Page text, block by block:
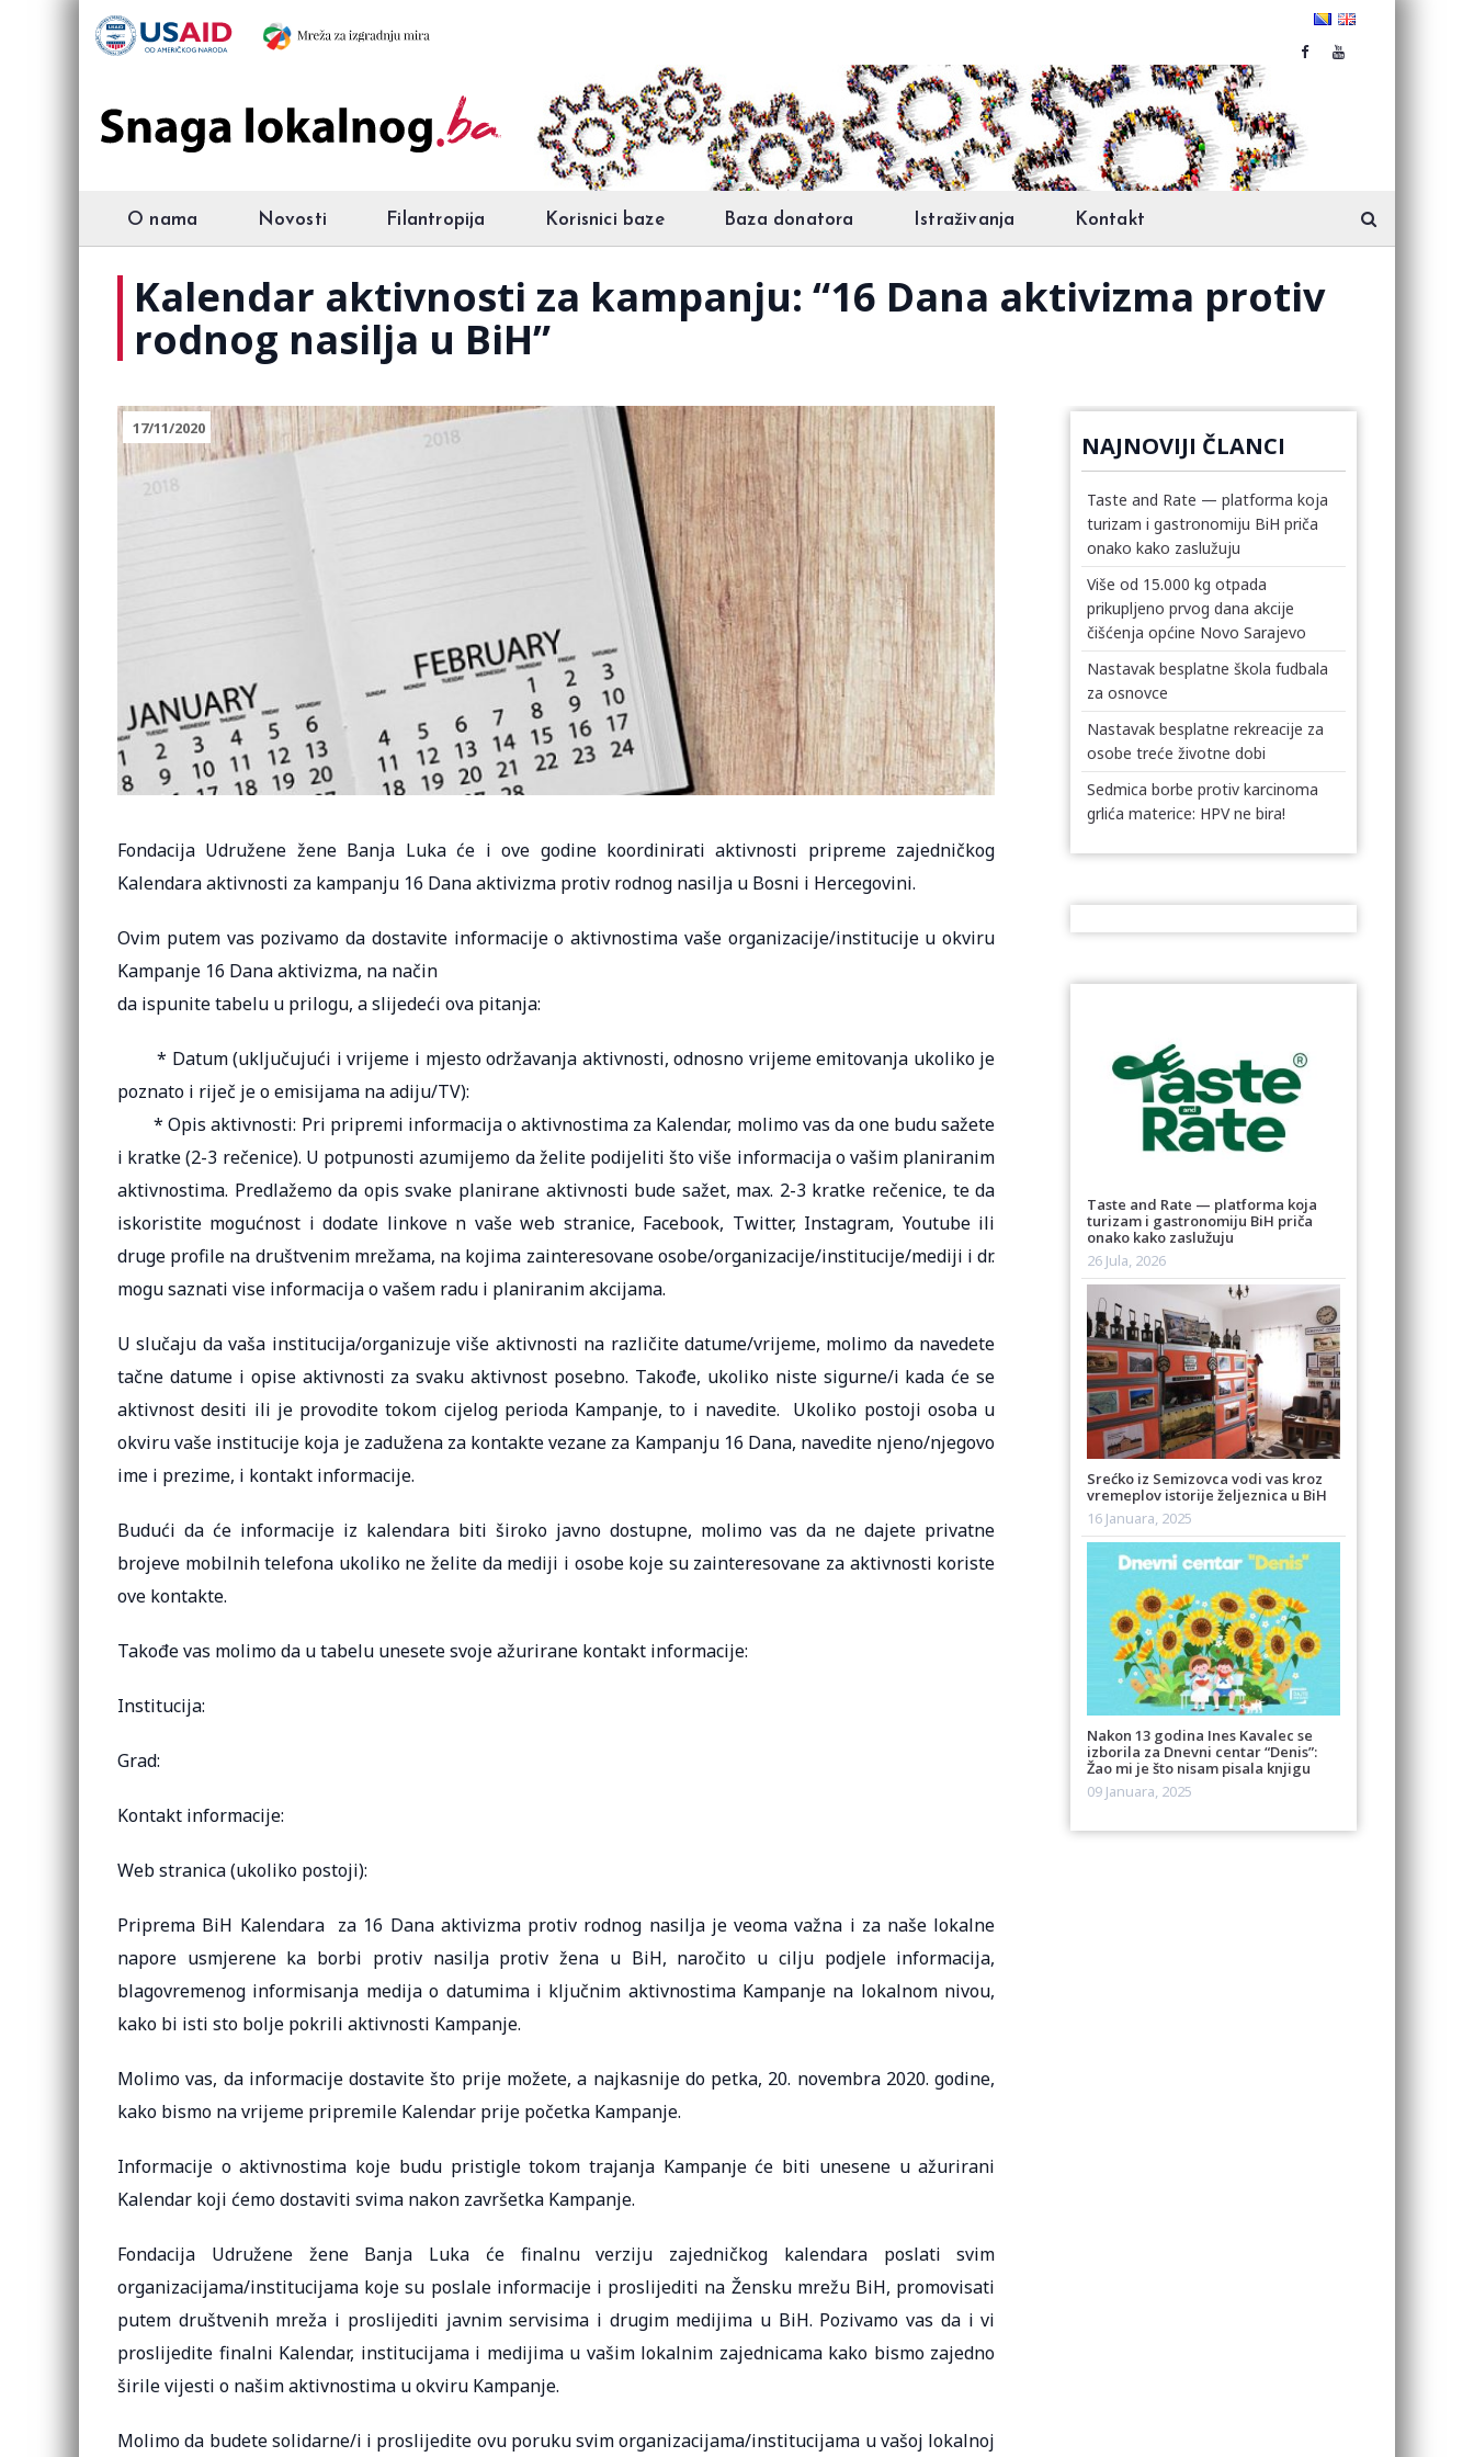
O nama Novosti Filantropija Korisnici baze Baza donatora Istraživanja Kontakt
Kalendar aktivnosti za kampanju: “16 Dana aktivizma protiv
rodnog nasilja u BiH”
17/11/2020
Fondacija Udružene žene Banja Luka će i ove godine koordinirati aktivnosti pripreme zajedničkog
Kalendara aktivnosti za kampanju 16 Dana aktivizma protiv rodnog nasilja u Bosni i Hercegovini.
Ovim putem vas pozivamo da dostavite informacije o aktivnostima vaše organizacije/institucije u okviru
Kampanje 16 Dana aktivizma, na način
da ispunite tabelu u prilogu, a slijedeći ova pitanja:
* Datum (uključujući i vrijeme i mjesto održavanja aktivnosti, odnosno vrijeme emitovanja ukoliko je
poznato i riječ je o emisijama na adiju/TV):
* Opis aktivnosti: Pri pripremi informacija o aktivnostima za Kalendar, molimo vas da one budu sažete
i kratke (2-3 rečenice). U potpunosti azumijemo da želite podijeliti što više informacija o vašim planiranim
aktivnostima. Predlažemo da opis svake planirane aktivnosti bude sažet, max. 2-3 kratke rečenice, te da
iskoristite mogućnost i dodate linkove n vaše web stranice, Facebook, Twitter, Instagram, Youtube ili
druge profile na društvenim mrežama, na kojima zainteresovane osobe/organizacije/institucije/mediji i dr.
mogu saznati vise informacija o vašem radu i planiranim akcijama.
U slučaju da vaša institucija/organizuje više aktivnosti na različite datume/vrijeme, molimo da navedete
tačne datume i opise aktivnosti za svaku aktivnost posebno. Takođe, ukoliko niste sigurne/i kada će se
aktivnost desiti ili je provodite tokom cijelog perioda Kampanje, to i navedite. Ukoliko postoji osoba u
okviru vaše institucije koja je zadužena za kontakte vezane za Kampanju 16 Dana, navedite njeno/njegovo
ime i prezime, i kontakt informacije.
Budući da će informacije iz kalendara biti široko javno dostupne, molimo vas da ne dajete privatne
brojeve mobilnih telefona ukoliko ne želite da mediji i osobe koje su zainteresovane za aktivnosti koriste
ove kontakte.
Takođe vas molimo da u tabelu unesete svoje ažurirane kontakt informacije:
Institucija:
Grad:
Kontakt informacije:
Web stranica (ukoliko postoji):
Priprema BiH Kalendara za 16 Dana aktivizma protiv rodnog nasilja je veoma važna i za naše lokalne
napore usmjerene ka borbi protiv nasilja protiv žena u BiH, naročito u cilju podjele informacija,
blagovremenog informisanja medija o datumima i ključnim aktivnostima Kampanje na lokalnom nivou,
kako bi isti sto bolje pokrili aktivnosti Kampanje.
Molimo vas, da informacije dostavite što prije možete, a najkasnije do petka, 20. novembra 2020. godine,
kako bismo na vrijeme pripremile Kalendar prije početka Kampanje.
Informacije o aktivnostima koje budu pristigle tokom trajanja Kampanje će biti unesene u ažurirani
Kalendar koji ćemo dostaviti svima nakon završetka Kampanje.
Fondacija Udružene žene Banja Luka će finalnu verziju zajedničkog kalendara poslati svim
organizacijama/institucijama koje su poslale informacije i proslijediti na Žensku mrežu BiH, promovisati
putem društvenih mreža i proslijediti javnim servisima i drugim medijima u BiH. Pozivamo vas da i vi
proslijedite finalni Kalendar, institucijama i medijima u vašim lokalnim zajednicama kako bismo zajedno
širile vijesti o našim aktivnostima u okviru Kampanje.
Molimo da budete solidarne/i i proslijedite ovu poruku svim organizacijama/institucijama u vašoj lokalnoj
NAJNOVIJI ČLANCI
Taste and Rate — platforma koja
turizam i gastronomiju BiH priča
onako kako zaslužuju
Više od 15.000 kg otpada
prikupljeno prvog dana akcije
čišćenja općine Novo Sarajevo
Nastavak besplatne škola fudbala
za osnovce
Nastavak besplatne rekreacije za
osobe treće životne dobi
Sedmica borbe protiv karcinoma
grlića materice: HPV ne bira!
Taste and Rate — platforma koja
turizam i gastronomiju BiH priča
onako kako zaslužuju
26 Jula, 2026
Srećko iz Semizovca vodi vas kroz
vremeplov istorije željeznica u BiH
16 Januara, 2025
Nakon 13 godina Ines Kavalec se
izborila za Dnevni centar “Denis”:
Žao mi je što nisam pisala knjigu
09 Januara, 2025